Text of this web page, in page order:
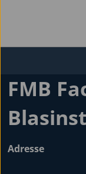
FMB
Adresse